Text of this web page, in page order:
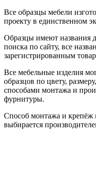
Все образцы мебели
проекту в единственном
Образцы имеют названия
поиска по сайту, все
зарегистрированным
Все мебельные изделия
образцов по цвету,
способами монтажа и
фурнитуры.
Способ монтажа и крепёж
выбирается